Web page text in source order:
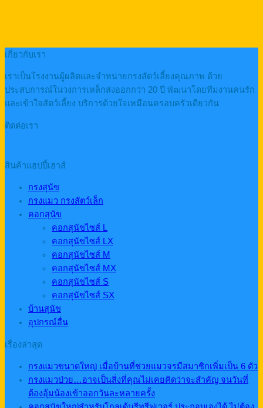
เกี่ยวกับเรา
เราเป็นโรงงานผู้ผลิตและจำหน่ายกรงสัตว์เลี้ยงคุณภาพ ด้วย
ประสบการณ์ในวงการเหล็กส่งออกกว่า 20 ปี พัฒนาโดยทีมงานคนรัก
และเข้าใจสัตว์เลี้ยง บริการด้วยใจเหมือนครอบครัวเดียวกัน
ติดต่อเรา
สินค้าแฮปปี้เฮาส์
กรงสุนัข
กรงแมว กรงสัตว์เล็ก
คอกสุนัข
คอกสุนัขไซส์ L
คอกสุนัขไซส์ LX
คอกสุนัขไซส์ M
คอกสุนัขไซส์ MX
คอกสุนัขไซส์ S
คอกสุนัขไซส์ SX
บ้านสุนัข
อุปกรณ์อื่น
เรื่องล่าสุด
กรงแมวขนาดใหญ่ เมื่อบ้านที่ช่วยแมวจรมีสมาชิกเพิ่มเป็น 6 ตัว
กรงแมวป่วย…อาจเป็นสิ่งที่คุณไม่เคยคิดว่าจะสำคัญ จนวันที่
ต้องอุ้มน้องเข้าออกวันละหลายครั้ง